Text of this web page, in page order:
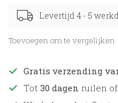
Levertijd 4 - 5
Toevoegen om te vergelijken
Gratis verzending
Tot 30 dagen ruilen